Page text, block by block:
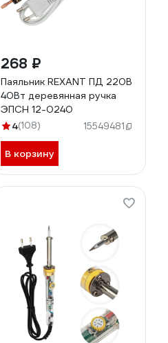
268 ₽
Паяльник REXANT ПД 220В
40Вт деревянная ручка
ЭПСН 12-0240
4(108) 15549481
В корзину